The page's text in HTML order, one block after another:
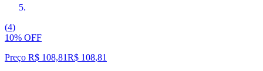
(4)
10% OFF
Preço R$ 108,81R$ 108,81